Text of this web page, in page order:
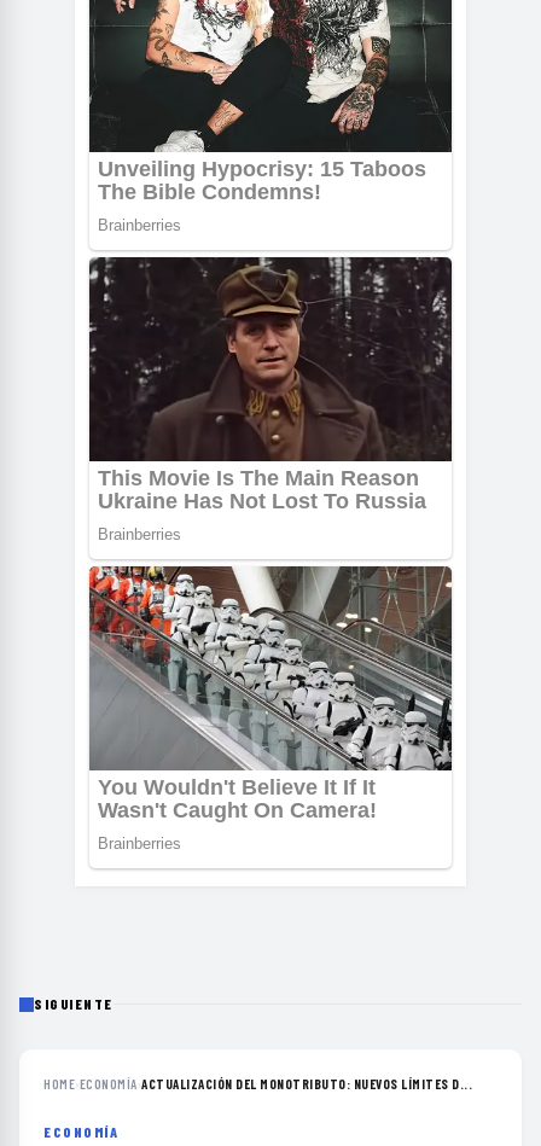
SIGUIENTE
HOME›ECONOMÍA›ACTUALIZACIÓN DEL MONOTRIBUTO: NUEVOS LÍMITES D...
ECONOMÍA